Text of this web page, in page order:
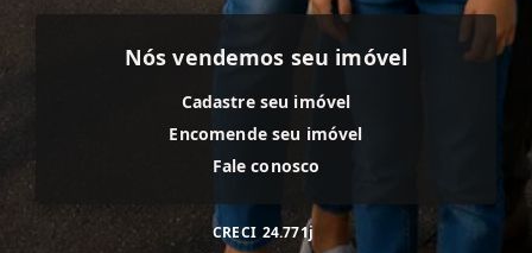
Nós vendemos seu imóvel
Cadastre seu imóvel
Encomende seu imóvel
Fale conosco
CRECI 24.771j